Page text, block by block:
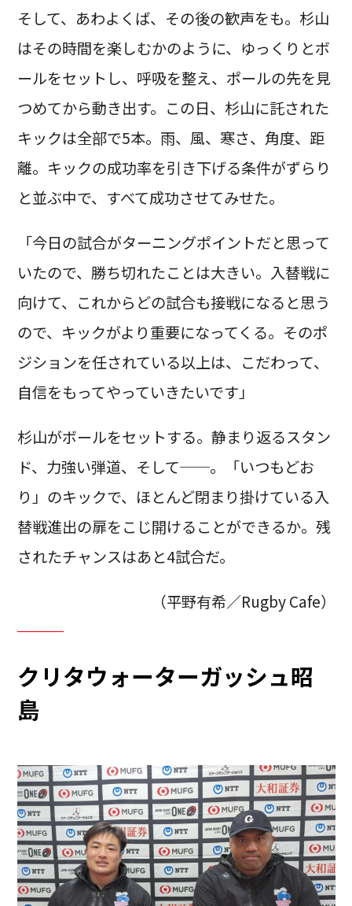
そして、あわよくば、その後の歓声をも。杉山
はその時間を楽しむかのように、ゆっくりとボ
ールをセットし、呼吸を整え、ポールの先を見
つめてから動き出す。この日、杉山に託された
キックは全部で5本。雨、風、寒さ、角度、距
離。キックの成功率を引き下げる条件がずらり
と並ぶ中で、すべて成功させてみせた。
「今日の試合がターニングポイントだと思って
いたので、勝ち切れたことは大きい。入替戦に
向けて、これからどの試合も接戦になると思う
ので、キックがより重要になってくる。そのポ
ジションを任されている以上は、こだわって、
自信をもってやっていきたいです」
杉山がボールをセットする。静まり返るスタン
ド、力強い弾道、そして──。「いつもどお
り」のキックで、ほとんど閉まり掛けている入
替戦進出の扉をこじ開けることができるか。残
されたチャンスはあと4試合だ。
（平野有希／Rugby Cafe）
クリタウォーターガッシュ昭
島